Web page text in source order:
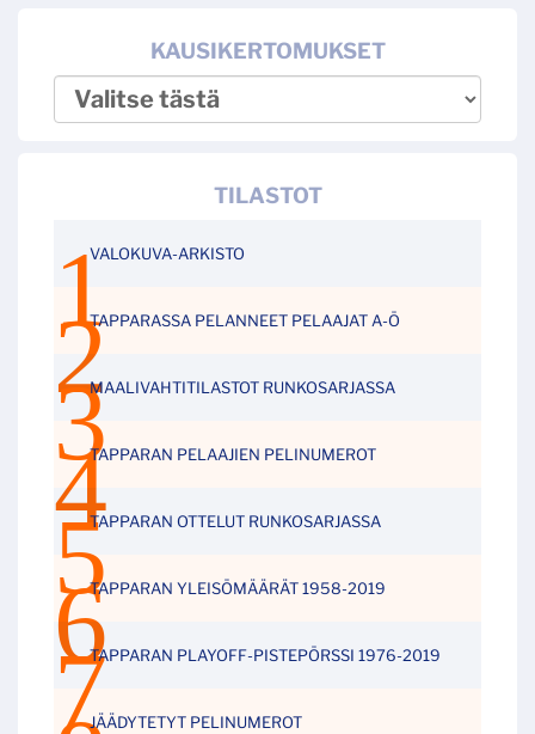
KAUSIKERTOMUKSET
TILASTOT
VALOKUVA-ARKISTO
TAPPARASSA PELANNEET PELAAJAT A-Ö
MAALIVAHTITILASTOT RUNKOSARJASSA
TAPPARAN PELAAJIEN PELINUMEROT
TAPPARAN OTTELUT RUNKOSARJASSA
TAPPARAN YLEISÖMÄÄRÄT 1958-2019
TAPPARAN PLAYOFF-PISTEPÖRSSI 1976-2019
JÄÄDYTETYT PELINUMEROT